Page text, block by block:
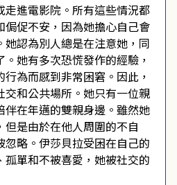
進電影院。所有這些情況都
侷促不安，因為她擔心自己會
認為別人總是在注意她，同
她有多次恐慌發作的經驗，
為而感到非常困窘。因此，
和公共場所。她只有一位親
在年邁的雙親身邊。雖然她
是由於在他人周圍的不自
略。伊莎貝拉受困在自己的
單和不被喜愛，她被社交的